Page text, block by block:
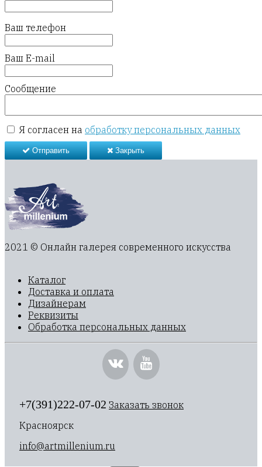
Ваш телефон
Ваш E-mail
Сообщение
Я согласен на обработку персональных данных
Отправить Закрыть
2021 © Онлайн галерея современного искусства
Каталог
Доставка и оплата
Дизайнерам
Реквизиты
Обработка персональных данных
+7(391)222-07-02 Заказать звонок
Красноярск
info@artmillenium.ru